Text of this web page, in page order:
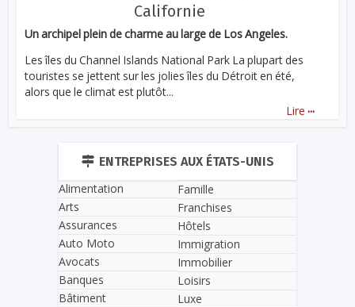
Californie
Un archipel plein de charme au large de Los Angeles.
Les îles du Channel Islands National Park La plupart des
touristes se jettent sur les jolies îles du Détroit en été,
alors que le climat est plutôt...
Lire ...
ENTREPRISES AUX ÉTATS-UNIS
Alimentation
Arts
Assurances
Auto Moto
Avocats
Banques
Bâtiment
Famille
Franchises
Hôtels
Immigration
Immobilier
Loisirs
Luxe